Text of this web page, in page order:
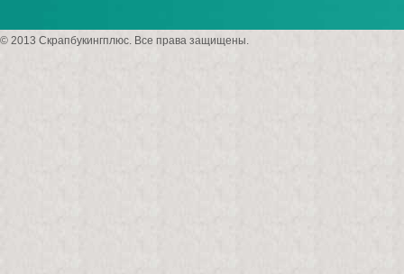
© 2013 Скрапбукингплюс. Все права защищены.